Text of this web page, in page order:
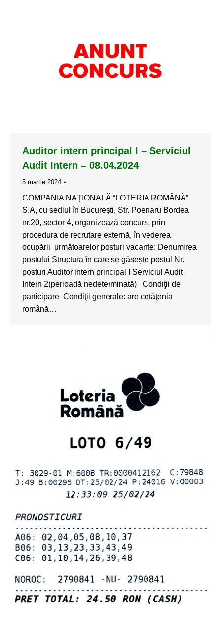
Auditor intern principal I – Serviciul
Audit Intern – 08.04.2024
5 martie 2024
COMPANIA NAŢIONALĂ “LOTERIA ROMÂNĂ”
S.A, cu sediul în București, Str. Poenaru Bordea
nr.20, sector 4, organizează concurs, prin
procedura de recrutare externă, în vederea
ocupării următoarelor posturi vacante: Denumirea
postului Structura în care se găsește postul Nr.
posturi Auditor intern principal I Serviciul Audit
Intern 2(perioadă nedeterminată) Condiţii de
participare Condiţii generale: are cetăţenia
română…